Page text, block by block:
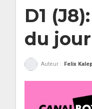
D1
du jour
Auteur : Felix